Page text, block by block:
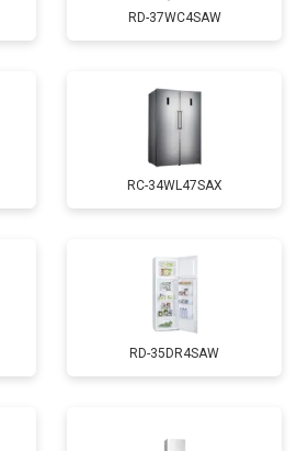
RD-37WC4SAW
RС-34WL47SAX
RD-35DR4SAW